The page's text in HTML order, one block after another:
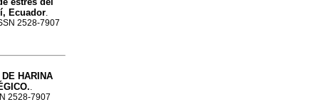
Ecuador.
2528-7907
HARINA
.
2528-7907